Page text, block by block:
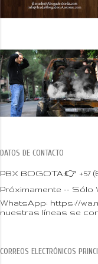
DATOS DE CONTACTO
PBX BOGOTA:👉 +57
Próximamente -- Sólo
WhatsApp: https://
nuestras líneas se
CORREOS ELECTRÓNICOS